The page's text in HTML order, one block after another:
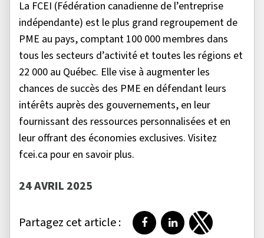
La FCEI (Fédération canadienne de l’entreprise
indépendante) est le plus grand regroupement de
PME au pays, comptant 100 000 membres dans
tous les secteurs d’activité et toutes les régions et
22 000 au Québec. Elle vise à augmenter les
chances de succès des PME en défendant leurs
intérêts auprès des gouvernements, en leur
fournissant des ressources personnalisées et en
leur offrant des économies exclusives. Visitez
fcei.ca pour en savoir plus.
24 AVRIL 2025
Partagez cet article : Partager sur Facebook
Partager surPartager sur